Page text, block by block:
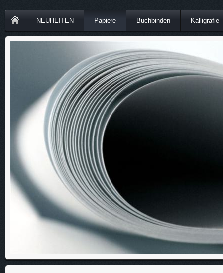
NEUHEITEN Papiere Buchbinden Kalligrafie